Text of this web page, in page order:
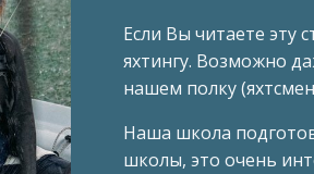
Если Вы читаете эту
яхтингу. Возможно
нашем полку
Наша школа
школы, это очень